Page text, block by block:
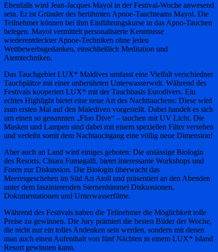
Ebenfalls wird Jean-Jacques Mayol in der Festival-Woche anwesend
sein. Er ist Gründer des berühmten Apnoe-Tauchteams Mayol. Die
Teilnehmer können bei ihm Einführungskurse in das Apno-Tauchen
belegen. Mayol vermittelt personalisierte Kenntnisse
wiederentdeckter Apnoe-Techniken ohne jeden
Wettbewerbsgedanken, einschließlich Meditation und
Atemtechniken.
Das Tauchgebiet LUX* Maldives umfasst eine Vielfalt verschiedner
Tauchplätze mit einer unberührten Unterwasserwelt. Während des
Festivals kooperiert LUX* mit der Tauchbasis Eurodivers. Ein
echtes Highlight bietet eine neue Art des Nachttauchens: Diese wird
zum ersten Mal auf den Malediven vorgestellt. Dabei handelt es sich
um einen so genannten „Fluo Dive“ – tauchen mit UV Licht. Die
Masken und Lampen sind dabei mit einem speziellen Filter versehen
und verleiht somit dem Nachtauchgang eine völlig neue Dimension!
Aber auch an Land wird einiges geboten: Die ansässige Biologin
des Resorts, Chiara Fumagalli, bietet interessante Workshops und
Foren zur Diskussion. Die Biologin überwacht das
Meeresgeschehen im Süd Ari Atoll und präsentiert an den Abenden
unter dem faszinierenden Sternenhimmel Diskussionen,
Dokumentationen und Unterwasserfilme.
Während des Festivals haben die Teilnehmer die Möglichkeit tolle
Preise zu gewinnen. Die Jury prämiert die besten Bilder der Woche,
die nicht nur ein tolles Andenken sein werden, sondern mit denen
man auch einen Aufenthalt von fünf Nächten in einem LUX* Island
Resort gewinnen kann.